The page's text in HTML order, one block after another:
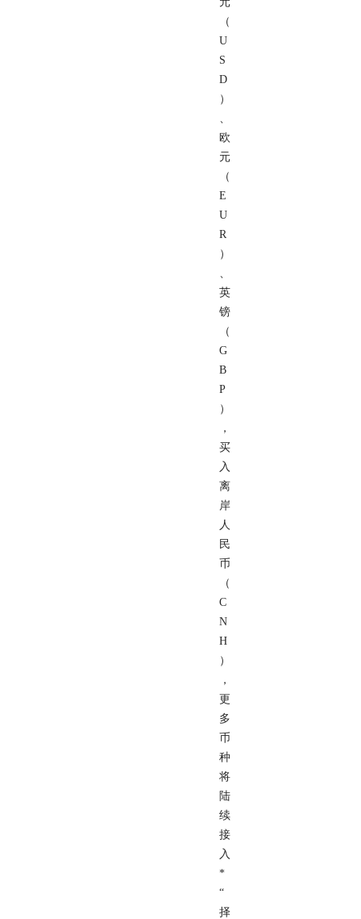
（
U
S
D
）
欧
元
（
E
U
R
）
英
镑
（
G
B
P
）
，
买
入
离
岸
人
民
币
（
C
N
H
）
，
更
多
币
种
将
陆
续
接
入
*
“
择